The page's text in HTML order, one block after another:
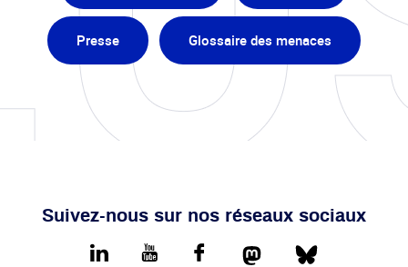
Presse Glossaire des menaces
Suivez-nous sur nos réseaux sociaux
LinkedIn youtube FacebookMastodonBluesky